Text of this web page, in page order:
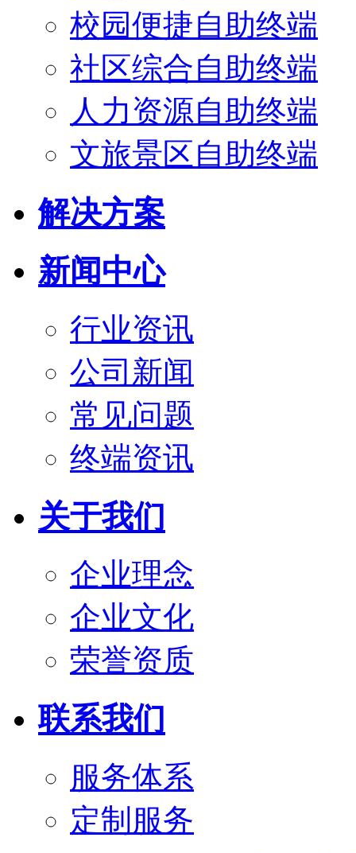
校园便捷自助终端
社区综合自助终端
人力资源自助终端
文旅景区自助终端
解决方案
新闻中心
行业资讯
公司新闻
常见问题
终端资讯
关于我们
企业理念
企业文化
荣誉资质
联系我们
服务体系
定制服务